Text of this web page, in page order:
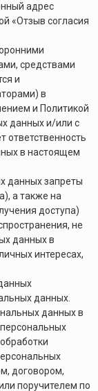
адрес
«Отзыв согласия
средствами
и
в
и Политикой
данных и/или с
ответственность
в настоящем
данных запреты
а также на
доступа)
не
данных в
интересах,
данных.
данных в
договором,
поручителем по